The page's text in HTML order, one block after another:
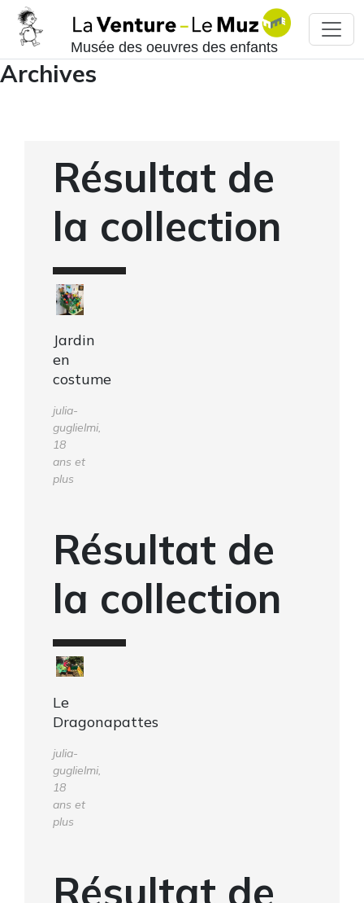
Musée des oeuvres des enfants
Archives
Résultat de
la collection
Jardin
en
costume
julia-
guglielmi,
18
ans et
plus
Résultat de
la collection
Le
Dragonapattes
julia-
guglielmi,
18
ans et
plus
Résultat de